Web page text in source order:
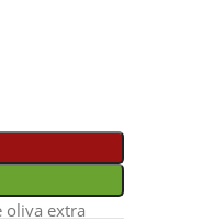
oliva extra